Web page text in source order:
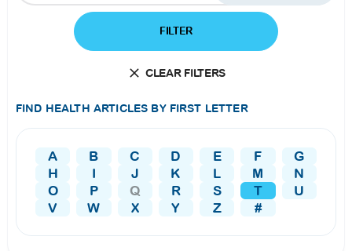
FILTER
CLEAR FILTERS
FIND HEALTH ARTICLES BY FIRST LETTER
A B C D E F
G
H
I J K L M
N
O
P Q R S T
U
V
W X Y Z #